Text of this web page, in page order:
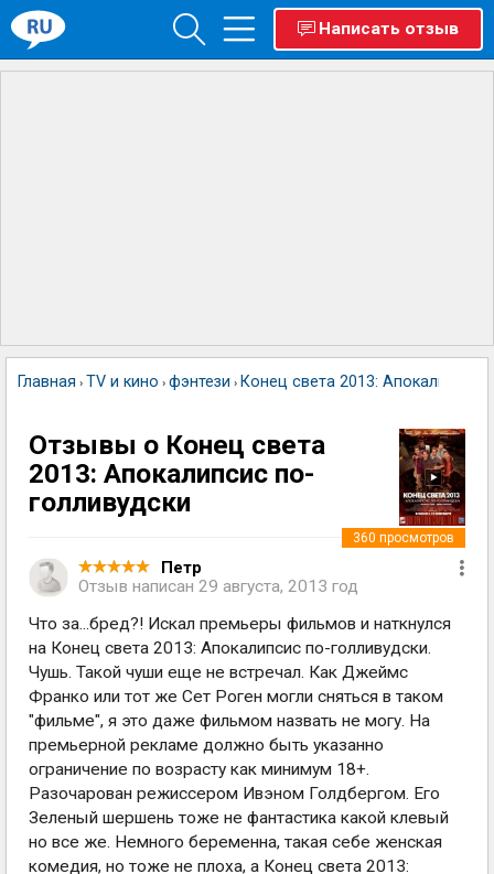
Написать отзыв
Главная › TV и кино › фэнтези › Конец света 2013: Апокалипсис
Отзывы о Конец света
2013: Апокалипсис по-
голливудски
Петр
Отзыв написан 29 августа, 2013 год
360 просмотров
Что за...бред?! Искал премьеры фильмов и наткнулся
на Конец света 2013: Апокалипсис по-голливудски.
Чушь. Такой чуши еще не встречал. Как Джеймс
Франко или тот же Сет Роген могли сняться в таком
"фильме", я это даже фильмом назвать не могу. На
премьерной рекламе должно быть указанно
ограничение по возрасту как минимум 18+.
Разочарован режиссером Ивэном Голдбергом. Его
Зеленый шершень тоже не фантастика какой клевый
но все же. Немного беременна, такая себе женская
комедия, но тоже не плоха, а Конец света 2013: